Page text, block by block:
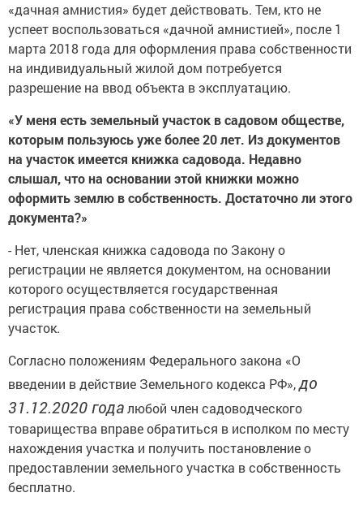
«дачная амнистия» будет действовать. Тем, кто не
успеет воспользоваться «дачной амнистией», после 1
марта 2018 года для оформления права собственности
на индивидуальный жилой дом потребуется
разрешение на ввод объекта в эксплуатацию.
«У меня есть земельный участок в садовом обществе,
которым пользуюсь уже более 20 лет. Из документов
на участок имеется книжка садовода. Недавно
слышал, что на основании этой книжки можно
оформить землю в собственность. Достаточно ли этого
документа?»
- Нет, членская книжка садовода по Закону о
регистрации не является документом, на основании
которого осуществляется государственная
регистрация права собственности на земельный
участок.
Согласно положениям Федерального закона «О
введении в действие Земельного кодекса РФ»,до
31.12.2020 годалюбой член садоводческого
товарищества вправе обратиться в исполком по месту
нахождения участка и получить постановление о
предоставлении земельного участка в собственность
бесплатно.